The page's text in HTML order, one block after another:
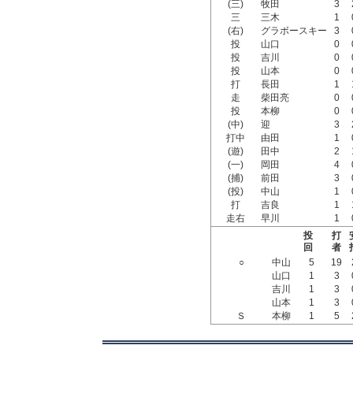
(三)
牧田 3
三
三木 1
(右)
グラボースキー 3
投
山口 0
投
吉川 0
投
山本 0
打
長田 1
走
柴田亮 0
投
本柳 0
(中)
迎 3
打中
由田 1
(遊)
田中 2
(一)
岡田 4
(捕)
前田 3
(投)
中山 1
打
吉良 1
走右
早川 1
投
回
打
者
○
中山 5 19
山口
1 3
吉川
1 3
山本
1 3
Ｓ
本柳 1 5